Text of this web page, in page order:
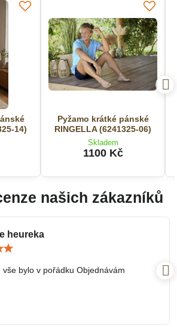
14)
Pyžamo krátké pánské
RINGELLA (6241325-06)
Skladem
1100 Kč
našich zákazníků
heureka
5
bylo v pořádku Objednávám